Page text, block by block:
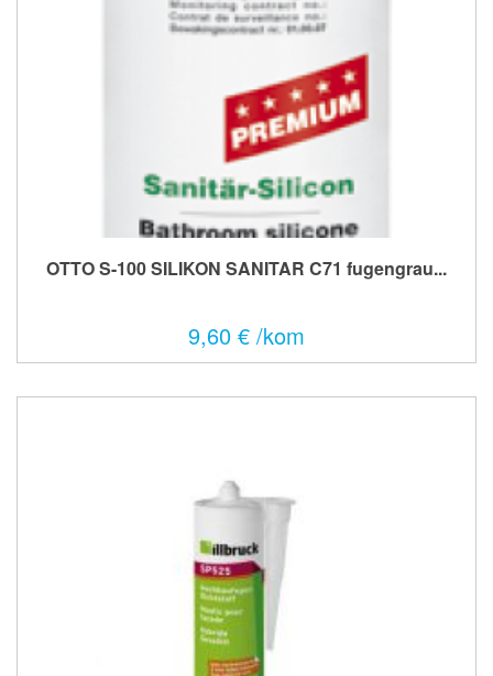
OTTO S-100 SILIKON SANITAR C71 fugengrau...
9,60 € /kom